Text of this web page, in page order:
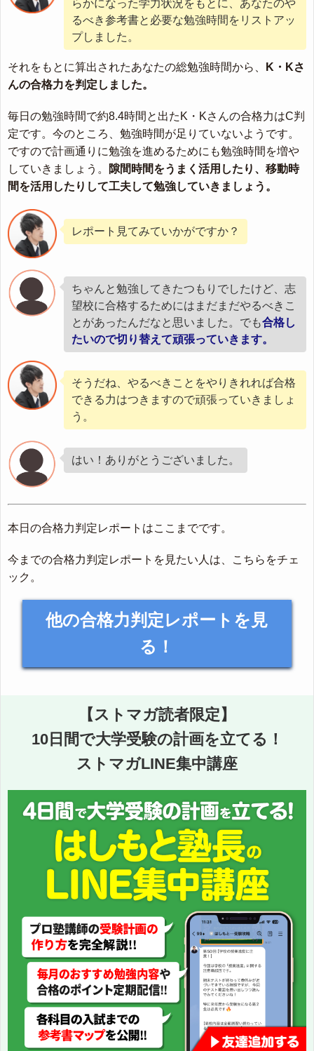
らかになった学力状況をもとに、あなたのや
るべき参考書と必要な勉強時間をリストアッ
プしました。
それをもとに算出されたあなたの総勉強時間から、
K・Kさ
んの合格力を判定しました。
毎日の勉強時間で約8.4時間と出たK・Kさんの合格力はC判
定です。今のところ、勉強時間が足りていないようです。
ですので計画通りに勉強を進めるためにも勉強時間を増や
していきましょう。
隙間時間をうまく活用したり、移動時
間を活用したりして工夫して勉強していきましょう。
レポート見てみていかがですか？
ちゃんと勉強してきたつもりでしたけど、志
望校に合格するためにはまだまだやるべきこ
とがあったんだなと思いました。でも合格し
たいので切り替えて頑張っていきます。
そうだね、やるべきことをやりきれれば合格
できる力はつきますので頑張っていきましょ
う。
はい！ありがとうございました。
本日の合格力判定レポートはここまでです。
今までの合格力判定レポートを見たい人は、こちらをチェ
ック。
他の合格力判定レポートを見
る！
【ストマガ読者限定】
10日間で大学受験の計画を立てる！
ストマガLINE集中講座